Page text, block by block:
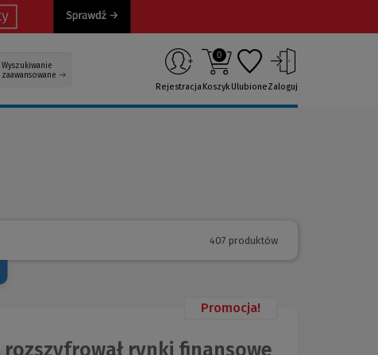
Wyszukiwanie
zaawansowane
Rejestracja
0
KoszykUlubioneZaloguj
407 produktów
Promocja!
rynki finansowe